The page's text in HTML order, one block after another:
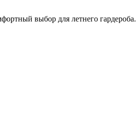
выбор для летнего гардероба.